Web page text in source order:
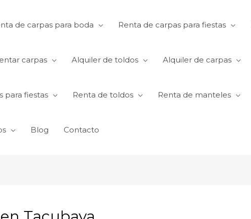
de carpas para boda Renta de carpas para fiestas
carpas Alquiler de toldos Alquiler de carpas
para fiestas Renta de toldos Renta de manteles
Blog Contacto